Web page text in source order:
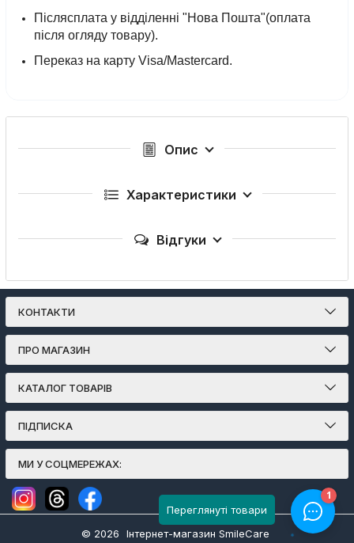
Післясплата у відділенні "Нова Пошта"(оплата
після огляду товару).
Переказ на карту Visa/Mastercard.
Опис
Характеристики
Відгуки
Переглянуті товари
КОНТАКТИ
ПРО МАГАЗИН
КАТАЛОГ ТОВАРІВ
ПІДПИСКА
МИ У СОЦМЕРЕЖАХ:
© 2026 Інтернет-магазин SmileCare